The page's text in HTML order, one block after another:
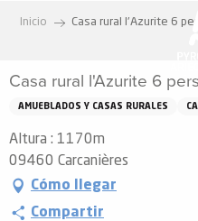
principal
Inicio Casa rural l'Azurite 6
Casa rural l'Azurite 6
AMUEBLADOS Y CASAS RURALES
Altura : 1170m
09460 Carcanières
Cómo llegar
Compartir